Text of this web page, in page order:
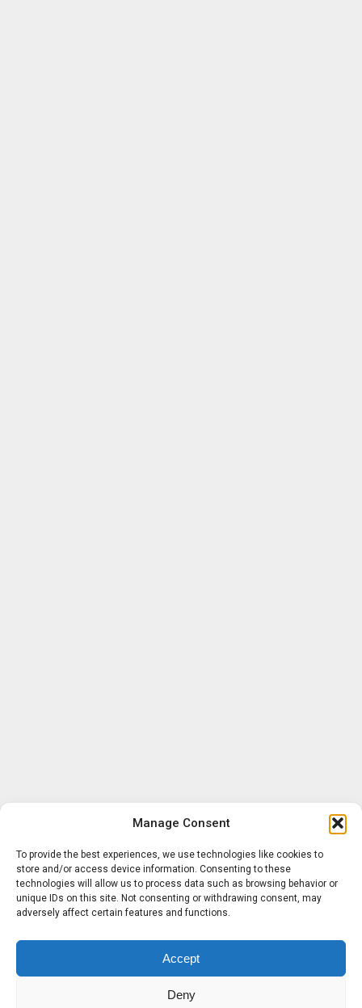
Manage Consent
To provide the best experiences, we use technologies like cookies to
store and/or access device information. Consenting to these
technologies will allow us to process data such as browsing behavior or
unique IDs on this site. Not consenting or withdrawing consent, may
adversely affect certain features and functions.
Accept
Deny